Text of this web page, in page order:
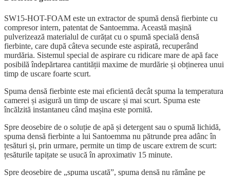
SW15-HOT-FOAM este un extractor de spumă densă fierbinte cu
compresor intern, patentat de Santoemma. Această mașină
pulverizează materialul de curățat cu o spumă specială densă
fierbinte, care după câteva secunde este aspirată, recuperând
murdăria. Sistemul special de aspirare cu ridicare mare de apă face
posibilă îndepărtarea cantității maxime de murdărie și obținerea unui
timp de uscare foarte scurt.
Spuma densă fierbinte este mai eficientă decât spuma la temperatura
camerei și asigură un timp de uscare și mai scurt. Spuma este
încălzită instantaneu când mașina este pornită.
Spre deosebire de o soluție de apă și detergent sau o spumă lichidă,
spuma densă fierbinte a lui Santoemma nu pătrunde prea adânc în
țesături și, prin urmare, permite un timp de uscare extrem de scurt:
țesăturile tapițate se usucă în aproximativ 15 minute.
Spre deosebire de „spuma uscată”, spuma densă nu rămâne pe